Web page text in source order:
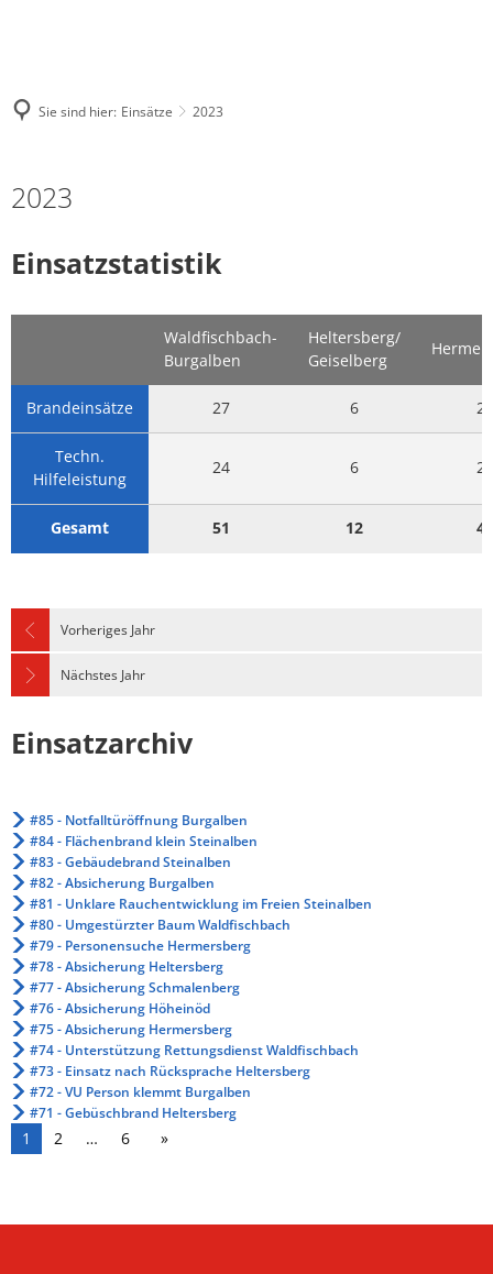
Sie sind hier: Einsätze 2023
2023
Einsatzstatistik
Waldfischbach-
Burgalben
Heltersberg/
Geiselberg
Brandeinsätze 27 6 2
Techn.
Hilfeleistung
24 6 2
Gesamt 51 12 4
Vorheriges Jahr
Nächstes Jahr
Einsatzarchiv
#85 - Notfalltüröffnung Burgalben
#84 - Flächenbrand klein Steinalben
#83 - Gebäudebrand Steinalben
#82 - Absicherung Burgalben
#81 - Unklare Rauchentwicklung im Freien Steinalben
#80 - Umgestürzter Baum Waldfischbach
#79 - Personensuche Hermersberg
#78 - Absicherung Heltersberg
#77 - Absicherung Schmalenberg
#76 - Absicherung Höheinöd
#75 - Absicherung Hermersberg
#74 - Unterstützung Rettungsdienst Waldfischbach
#73 - Einsatz nach Rücksprache Heltersberg
#72 - VU Person klemmt Burgalben
#71 - Gebüschbrand Heltersberg
1 2 … 6